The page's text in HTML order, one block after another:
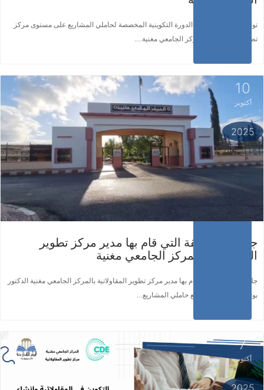
تواصلت اليوم فعاليات الدورة التكوينية المخصصة لحاملي المشاريع على مستوى مركز
تطوير المقاولاتية بالمركز الجامعي مغنية….
10
أكتوبر
2025
جلسة المرافقة التي قام بها مدير مركز تطوير
المقاولاتية بالمركز الجامعي مغنية
جلسة المرافقة التي قام بها مدير مركز تطوير المقاولاتية بالمركز الجامعي مغنية الدكتور
بوترفاس محمد أمين مع حاملي المشاريع…
اقرأ المزيد ...
7
أكتوبر
اقرأ المزيد ...